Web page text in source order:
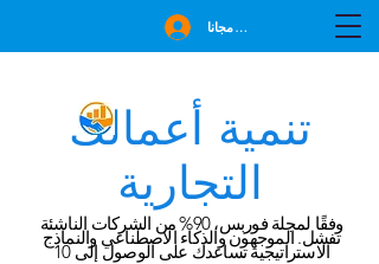
تنمية أعمالك
التجارية
وفقًا لمجلة فوربس، 90% من الشركات الناشئة
تفشل. الموجهون والذكاء الاصطناعي والنماذج
الاستراتيجية تساعدك على الوصول إلى 10
انضم مجانا